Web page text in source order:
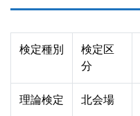
検定種別
検定区
分
理論検定 北会場